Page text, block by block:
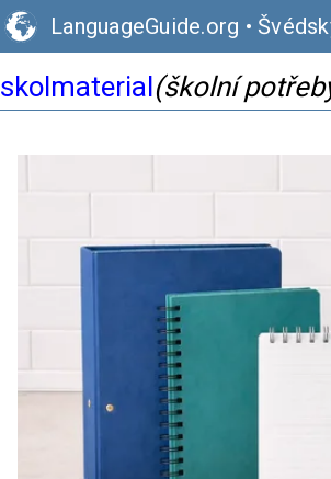
LanguageGuide.org •
skolmaterial(školní